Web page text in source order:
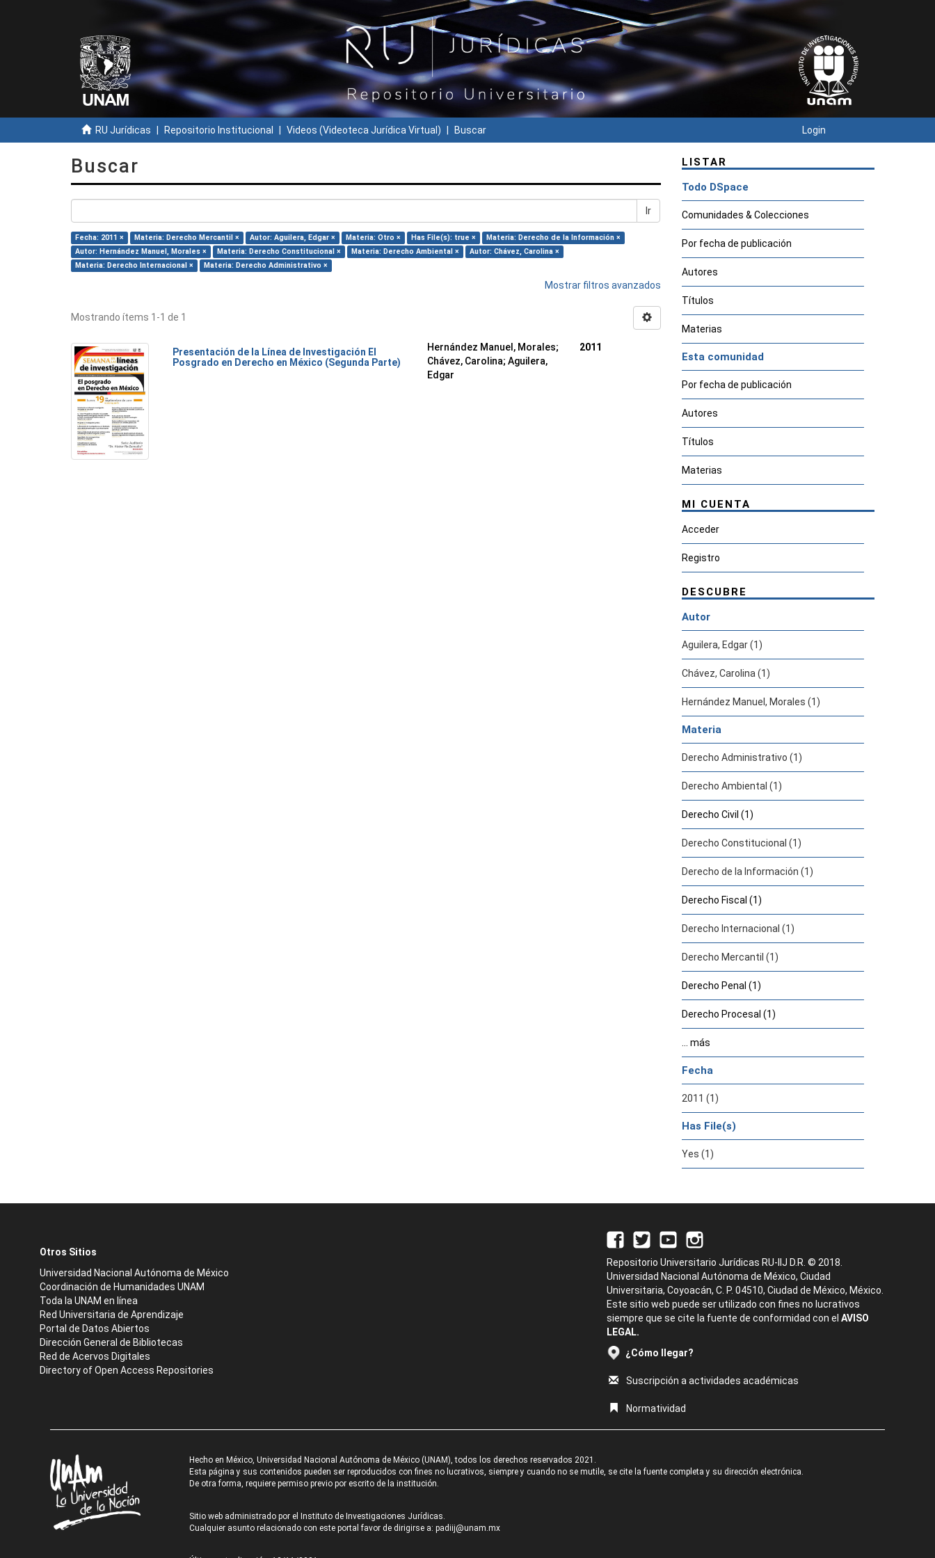
RU Jurídicas Repositorio Institucional Videos (Videoteca Jurídica Virtual) Buscar Login
Buscar
Ir
Fecha: 2011 × Materia: Derecho Mercantil × Autor: Aguilera, Edgar × Materia: Otro × Has File(s): true ×
Materia: Derecho de la Información ×
Autor: Hernández Manuel, Morales ×
Materia: Derecho Constitucional × Materia: Derecho Ambiental ×
Autor: Chávez, Carolina ×
Materia: Derecho Internacional ×
Materia: Derecho Administrativo ×
Mostrar filtros avanzados
Mostrando ítems 1-1 de 1
Presentación de la Línea de Investigación El
Posgrado en Derecho en México (Segunda Parte)
Hernández Manuel, Morales;
Chávez, Carolina; Aguilera,
Edgar
2011
LISTAR
Todo DSpace
Comunidades & Colecciones
Por fecha de publicación
Autores
Títulos
Materias
Esta comunidad
Por fecha de publicación
Autores
Títulos
Materias
MI CUENTA
Acceder
Registro
DESCUBRE
Autor
Aguilera, Edgar (1)
Chávez, Carolina (1)
Hernández Manuel, Morales (1)
Materia
Derecho Administrativo (1)
Derecho Ambiental (1)
Derecho Civil (1)
Derecho Constitucional (1)
Derecho de la Información (1)
Derecho Fiscal (1)
Derecho Internacional (1)
Derecho Mercantil (1)
Derecho Penal (1)
Derecho Procesal (1)
... más
Fecha
2011 (1)
Has File(s)
Yes (1)
Otros Sitios
Universidad Nacional Autónoma de México
Coordinación de Humanidades UNAM
Toda la UNAM en línea
Red Universitaria de Aprendizaje
Portal de Datos Abiertos
Dirección General de Bibliotecas
Red de Acervos Digitales
Directory of Open Access Repositories
Repositorio Universitario Jurídicas RU-IIJ D.R. © 2018.
Universidad Nacional Autónoma de México, Ciudad
Universitaria, Coyoacán, C. P. 04510, Ciudad de México, México.
Este sitio web puede ser utilizado con fines no lucrativos
siempre que se cite la fuente de conformidad con el AVISO
LEGAL.
¿Cómo llegar?
Suscripción a actividades académicas
Normatividad
Hecho en México, Universidad Nacional Autónoma de México (UNAM), todos los derechos reservados 2021.
Esta página y sus contenidos pueden ser reproducidos con fines no lucrativos, siempre y cuando no se mutile, se cite la fuente completa y su dirección electrónica.
De otra forma, requiere permiso previo por escrito de la institución.
Sitio web administrado por el Instituto de Investigaciones Jurídicas.
Cualquier asunto relacionado con este portal favor de dirigirse a: padiij@unam.mx